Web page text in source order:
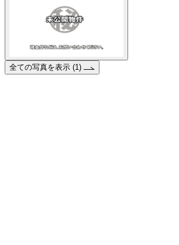
全ての写真を表示 (1)